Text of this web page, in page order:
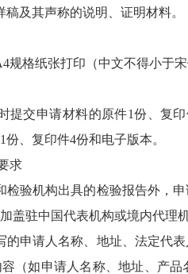
及其声称的说明、证明材料。
格纸张打印（中文不得小于宋
交申请材料的原件1份、复印
、复印件4份和电子版本。
求
验机构出具的检验报告外，申
盖驻中国代表机构或境内代理
申请人名称、地址、法定代表
（如申请人名称、地址、产